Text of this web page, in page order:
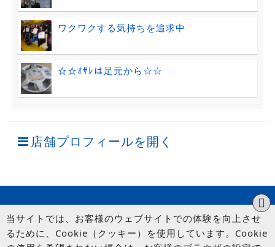
ワクワクする気持ちを追求中
☆☆ｵｻﾚは足元から☆☆
店舗プロフィールを開く
当サイトでは、お客様のウェブサイトでの体験を向上させ
るために、Cookie（クッキー）を使用しています。Cookie